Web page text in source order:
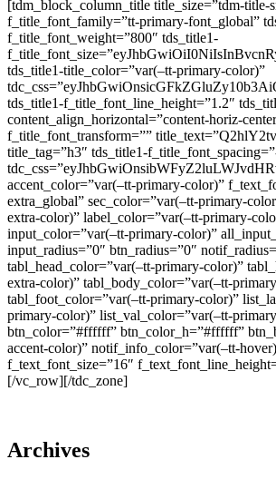
[tdm_block_column_title title_size=”tdm-title-
f_title_font_family=”tt-primary-font_global”
f_title_font_weight=”800″ tds_title1-
tds_title1-title_color=”var(–tt-primary-color)”
tds_title1-f_title_font_line_height=”1.2″
content_align_horizontal=”content-horiz-
f_title_font_transform=””
title_tag=”h3″ tds_title1-
accent_color=”var(–tt-primary-color)”
extra_global” sec_color=”var(–tt-primary-
extra-color)” label_color=”var(–tt-primary-
input_color=”var(–tt-primary-color)”
input_radius=”0″ btn_radius=”0″
tabl_head_color=”var(–tt-primary-color)”
extra-color)” tabl_body_color=”var(–tt-
tabl_foot_color=”var(–tt-primary-color)”
primary-color)” list_val_color=”var(–tt-
btn_color=”#ffffff” btn_color_h=”#ffffff”
accent-color)” notif_info_color=”var(–tt-
f_text_font_size=”16″
[/vc_row][/tdc_zone]
Archives